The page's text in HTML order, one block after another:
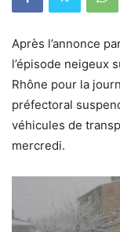
Après l’annonce
l’épisode neigeux
Rhône pour la
préfectoral
véhicules de
mercredi.